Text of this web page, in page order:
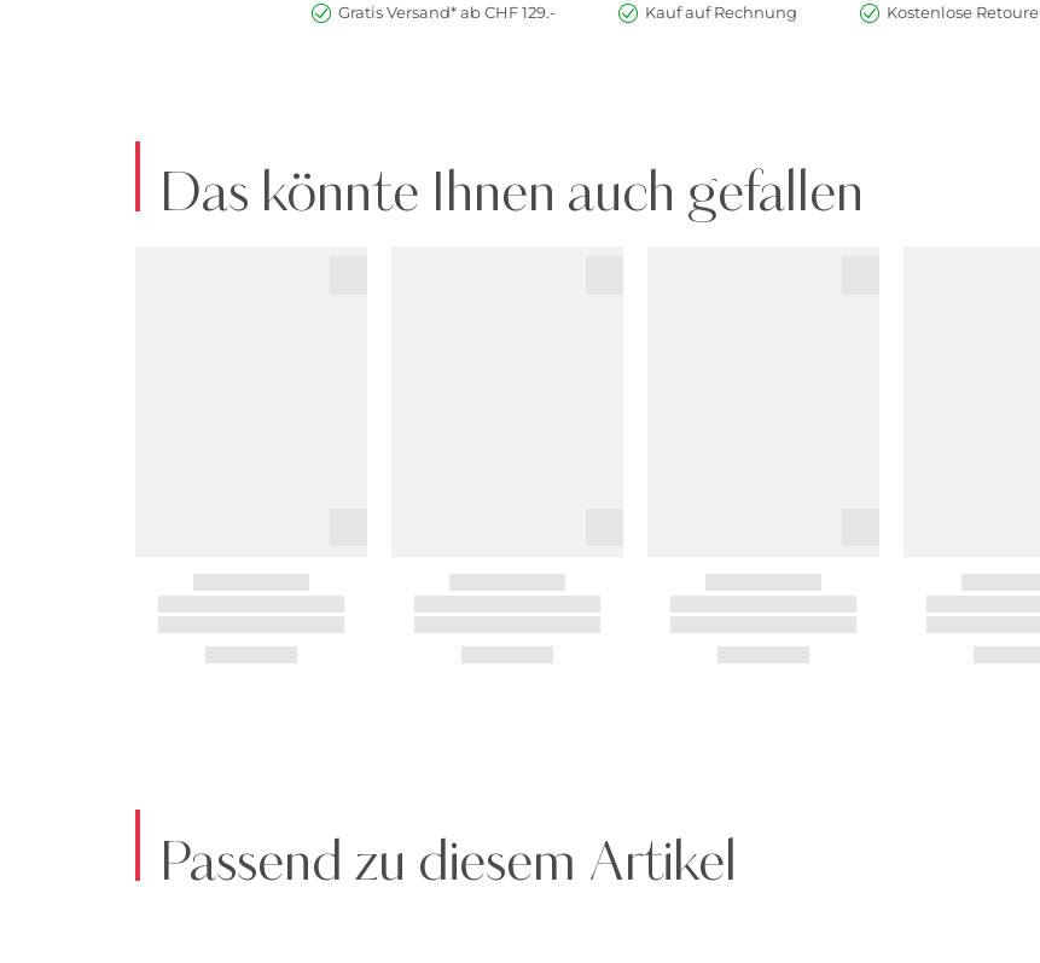
Gratis Versand* ab CHF 129.- Kauf auf Rechnung Kostenlose Retoure
Das könnte Ihnen auch gefallen
Passend zu diesem Artikel